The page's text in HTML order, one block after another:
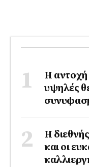
Η αντοχή
υψηλές
Η
και οι